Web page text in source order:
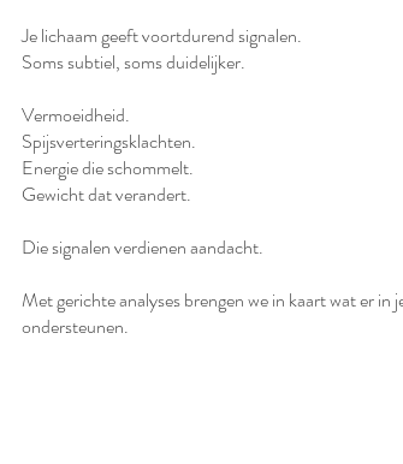
Je lichaam geeft voortdurend signalen.
Soms subtiel, soms duidelijker.
Vermoeidheid.
Spijsverteringsklachten.
Energie die schommelt.
Gewicht dat verandert.
Die signalen verdienen aandacht.
Met gerichte analyses brengen we in kaart wat er in
ondersteunen.